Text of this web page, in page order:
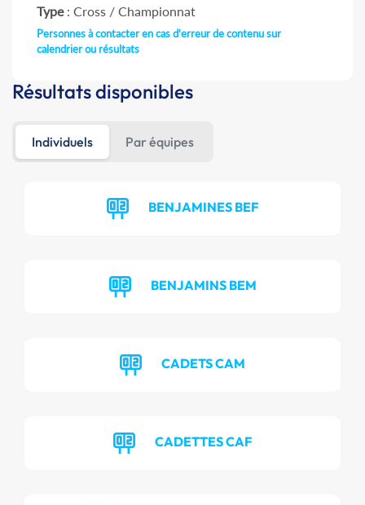
Type: Cross / Championnat
Personnes à contacter en cas d'erreur de contenu sur
calendrier ou résultats
Résultats disponibles
Individuels Par équipes
BENJAMINES BEF
BENJAMINS BEM
CADETS CAM
CADETTES CAF